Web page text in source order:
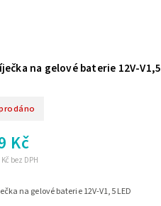
na gelové baterie 12V-V1,5
Kč bez DPH
Kč
na gelové baterie 12V-V1,5 LED